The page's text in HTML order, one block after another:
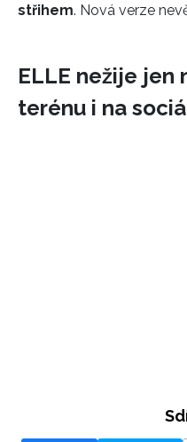
střihem. Nová verze
ELLE nežije jen
terénu i na